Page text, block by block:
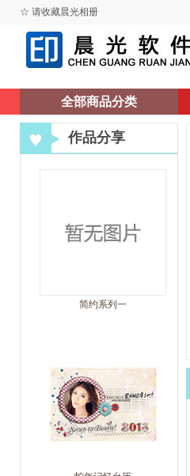
☆ 请收藏晨光相册
全部商品分类
作品分享
简约系列一